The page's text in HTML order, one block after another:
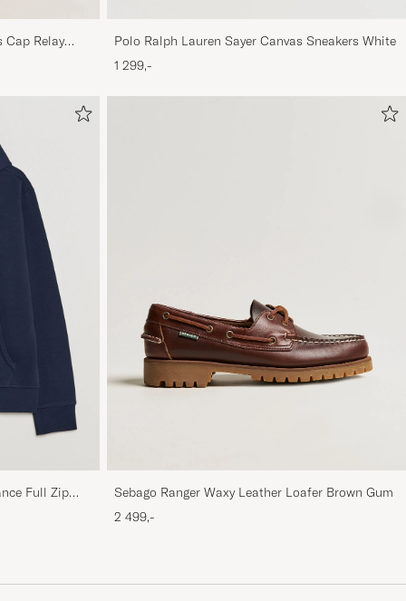
Cap Relay
Polo Ralph Lauren Sayer Canvas Sneakers White
1 299,-
Full Zip
Sebago Ranger Waxy Leather Loafer Brown Gum
2 499,-